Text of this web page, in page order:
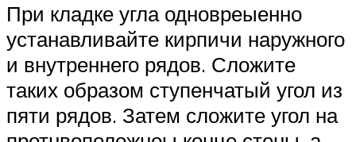
При кладке угла одновреыенно
устанавливайте кирпичи наружного
и внутреннего рядов. Сложите
таких образом ступенчатый угол из
пяти рядов. Затем сложите угол на